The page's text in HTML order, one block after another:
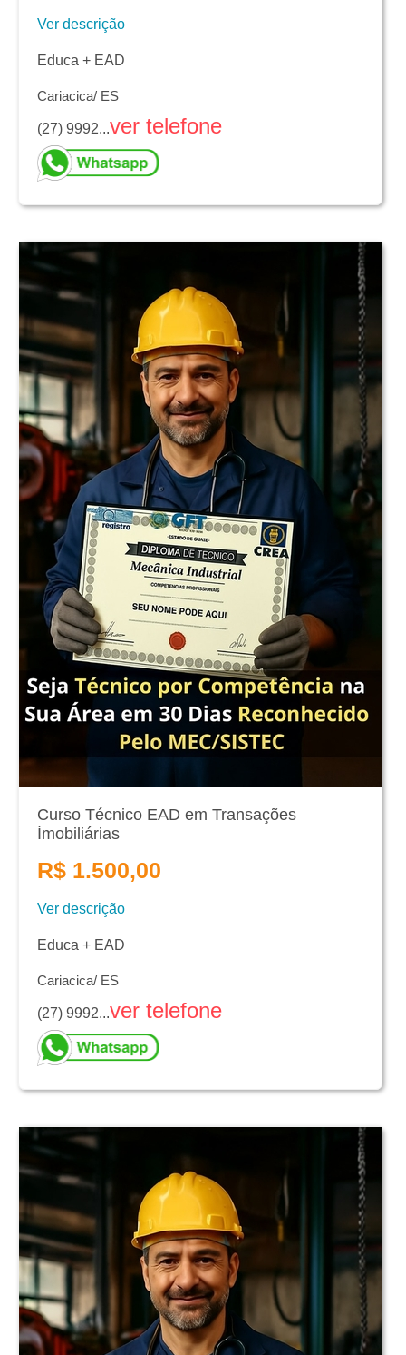
Ver descrição
Educa + EAD
Cariacica/ ES
(27) 9992...ver telefone
Curso Técnico EAD em Transações
İmobiliárias
R$ 1.500,00
Ver descrição
Educa + EAD
Cariacica/ ES
(27) 9992...ver telefone